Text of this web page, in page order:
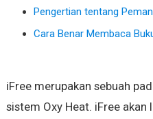
Pengertian tentang
Cara Benar Membaca
iFree merupakan sebuah
sistem Oxy Heat. iFree